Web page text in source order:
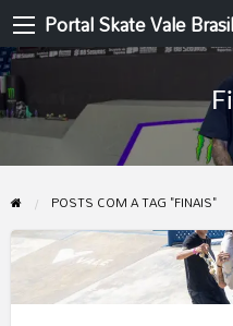
Portal Skate Vale Brasil
POSTS COM A TAG "FINAIS"
National